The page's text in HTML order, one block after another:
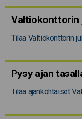
Valtiokonttorin
Tilaa Valtiokonttorin
Pysy ajan
Tilaa ajankohtaiset